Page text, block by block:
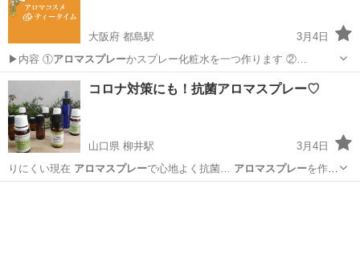
大阪府 都島駅
3月4日
▶︎内容 ①アロマスプレーかスプレー化粧水を一つ作ります ②…
大阪 大阪市 都島駅 その他 Instagram
コロナ対策にも！抗菌アロマスプレー♡
山口県 柳井駅
3月4日
りにくい現在 アロマスプレーで心地よく抗菌… アロマスプレーを作っ
てみませ…